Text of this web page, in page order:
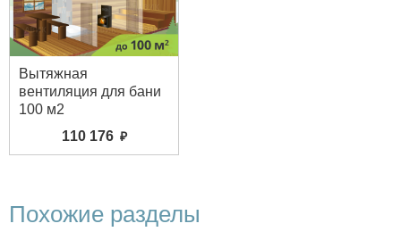
Вытяжная
вентиляция для бани
100 м2
110 176
Похожие разделы